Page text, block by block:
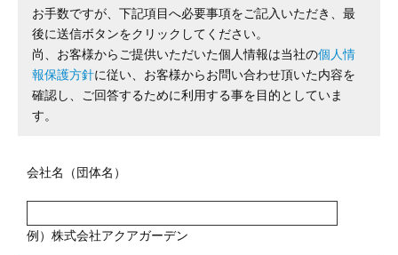
お手数ですが、下記項目へ必要事項をご記入いただき、最
後に送信ボタンをクリックしてください。
尚、お客様からご提供いただいた個人情報は当社の個人情
報保護方針に従い、お客様からお問い合わせ頂いた内容を
確認し、ご回答するために利用する事を目的としていま
す。
会社名（団体名）
例）株式会社アクアガーデン